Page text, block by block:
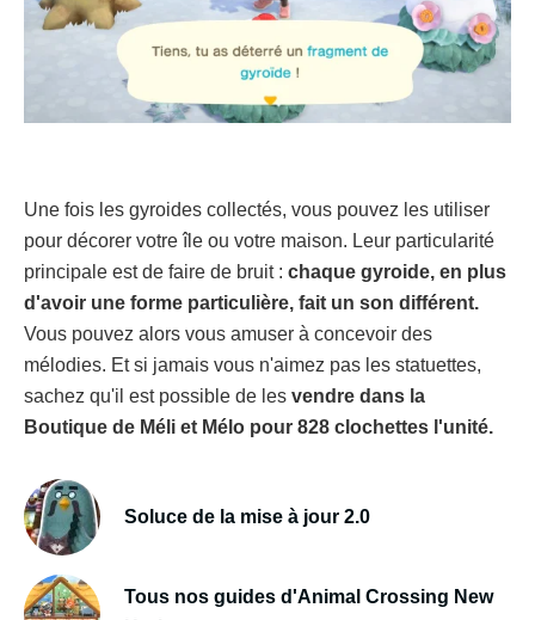
Une fois les gyroides collectés, vous pouvez les utiliser
pour décorer votre île ou votre maison. Leur particularité
principale est de faire de bruit : chaque gyroide, en plus
d'avoir une forme particulière, fait un son différent.
Vous pouvez alors vous amuser à concevoir des
mélodies. Et si jamais vous n'aimez pas les statuettes,
sachez qu'il est possible de les vendre dans la
Boutique de Méli et Mélo pour 828 clochettes l'unité.
Soluce de la mise à jour 2.0
Tous nos guides d'Animal Crossing New